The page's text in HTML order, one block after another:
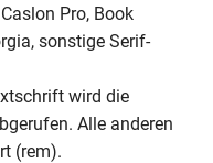
Pro, Book
sonstige Serif-
wird die
Alle anderen
(rem).